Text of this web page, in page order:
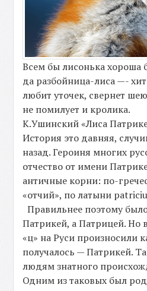
Всем бы лисонька хороша
да разбойница-лиса —-
любит уточек, свернет
не помилует и кролика.
К.Ушинский «Лиса
История это давняя,
назад. Героиня многих
отчество от имени
античные корни: по-
«отчий», по латыни
Правильнее поэтому
Патрикей, а Патрицей. Но
«ц» на Руси произносили
получалось — Патрикей.
людям знатного
Одним из таковых был